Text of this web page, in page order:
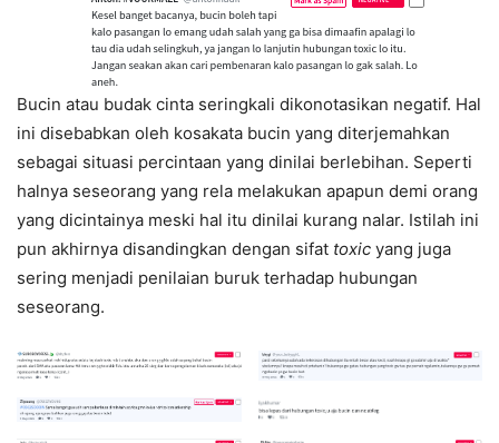
Bucin atau budak cinta seringkali dikonotasikan negatif. Hal
ini disebabkan oleh kosakata bucin yang diterjemahkan
sebagai situasi percintaan yang dinilai berlebihan. Seperti
halnya seseorang yang rela melakukan apapun demi orang
yang dicintainya meski hal itu dinilai kurang nalar. Istilah ini
pun akhirnya disandingkan dengan sifat toxic yang juga
sering menjadi penilaian buruk terhadap hubungan
seseorang.